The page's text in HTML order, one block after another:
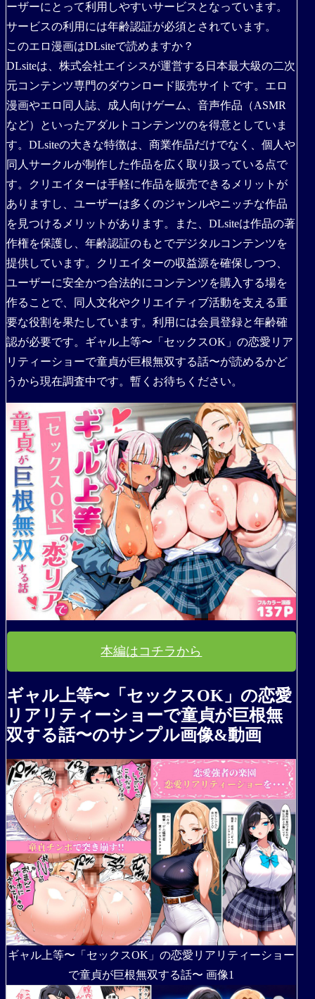
ーザーにとって利用しやすいサービスとなっています。
サービスの利用には年齢認証が必須とされています。
このエロ漫画はDLsiteで読めますか？
DLsiteは、株式会社エイシスが運営する日本最大級の二次
元コンテンツ専門のダウンロード販売サイトです。エロ
漫画やエロ同人誌、成人向けゲーム、音声作品（ASMR
など）といったアダルトコンテンツのを得意としていま
す。DLsiteの大きな特徴は、商業作品だけでなく、個人や
同人サークルが制作した作品を広く取り扱っている点で
す。クリエイターは手軽に作品を販売できるメリットが
ありますし、ユーザーは多くのジャンルやニッチな作品
を見つけるメリットがあります。また、DLsiteは作品の著
作権を保護し、年齢認証のもとでデジタルコンテンツを
提供しています。クリエイターの収益源を確保しつつ、
ユーザーに安全かつ合法的にコンテンツを購入する場を
作ることで、同人文化やクリエイティブ活動を支える重
要な役割を果たしています。利用には会員登録と年齢確
認が必要です。ギャル上等〜「セックスOK」の恋愛リア
リティーショーで童貞が巨根無双する話〜が読めるかど
うから現在調査中です。暫くお待ちください。
本編はコチラから
ギャル上等〜「セックスOK」の恋愛
リアリティーショーで童貞が巨根無
双する話〜のサンプル画像&動画
ギャル上等〜「セックスOK」の恋愛リアリティーショー
で童貞が巨根無双する話〜 画像1